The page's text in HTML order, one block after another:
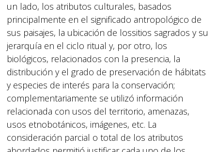
un lado, los atributos culturales, basados
principalmente en el significado antropológico de
sus paisajes, la ubicación de lossitios sagrados y su
jerarquía en el ciclo ritual y, por otro, los
biológicos, relacionados con la presencia, la
distribución y el grado de preservación de hábitats
y especies de interés para la conservación;
complementariamente se utilizó información
relacionada con usos del territorio, amenazas,
usos etnobotánicos, imágenes, etc. La
consideración parcial o total de los atributos